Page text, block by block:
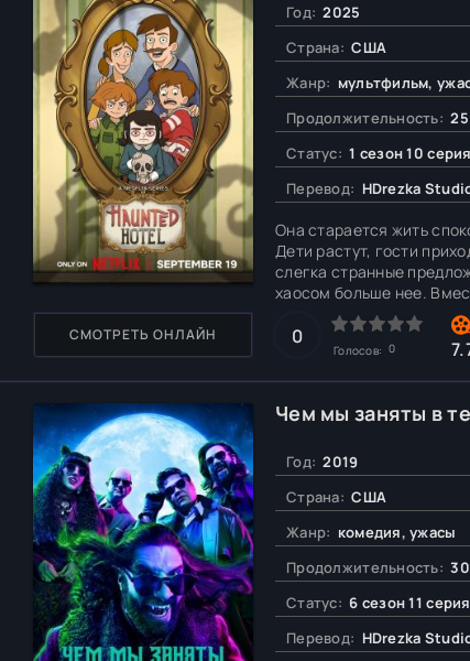
Год: 2025
Страна: США
Жанр: мультфильм,
Продолжительность:
Статус: 1 сезон 10 серия
Перевод: HDrezka
Она старается жить
Дети растут, гости
слегка странные
хаосом больше нее.
происшествия
в которой даже
СМОТРЕТЬ ОНЛАЙН 0
Голосов: 0
Чем мы заняты в
Год: 2019
Страна: США
Жанр: комедия, ужасы
Продолжительность:
Статус: 6 сезон 11 серия
Перевод: HDrezka